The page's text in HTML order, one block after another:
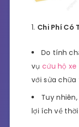
Chi Phí Có
Do tính
vụ cứu hộ
với sửa chữa
Tuy
lợi ích về